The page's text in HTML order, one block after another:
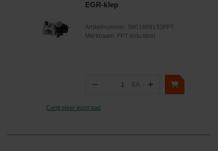
EGR-klep
Artikelnummer: 5801669153FPT
Merknaam: FPT Industrial
− Aantal
EA +
Controleer voorraad